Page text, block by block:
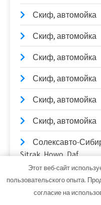
Скиф, автомойка
Скиф, автомойка
Скиф, автомойка
Скиф, автомойка
Скиф, автомойка
Скиф, автомойка
Солексавто-
Sitrak, Howo, Daf
Стелла,
Этот веб-сайт
пользовательского опыта.
согласие на